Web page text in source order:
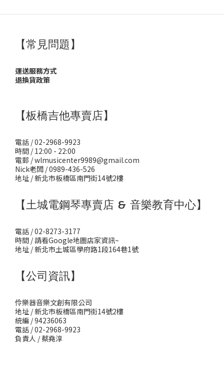
【常見問題】
運送服務方式
退換貨政策
【板橋吉他專賣店】
電話 / 02-2968-9923
時間 / 12:00 - 22:00
電郵 / wlmusicenter9989@gmail.com
Nick老闆 / 0989-436-526
地址 / 新北市板橋區南門街14號2樓
【土城電鋼琴專賣店 & 音樂教育中心】
電話 / 02-8273-3177
時間 / 請看Google地圖店家資訊~
地址 / 新北市土城區學府路1段164巷1號
【公司資訊】
伶樂器音樂文創有限公司
地址 / 新北市板橋區南門街14號2樓
統編 / 94236063
電話 / 02-2968-9923
負責人 / 蔡堯淳